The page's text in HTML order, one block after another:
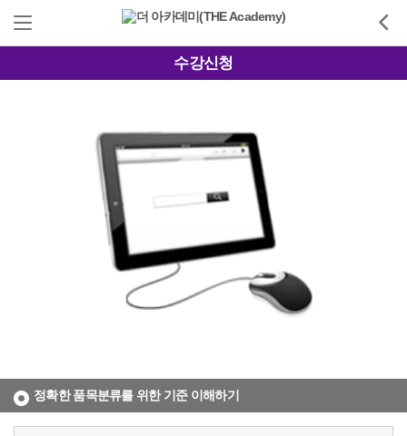
수강신청
정확한 품목분류를 위한 기준 이해하기